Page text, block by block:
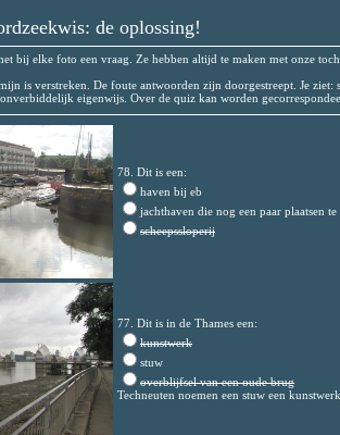
de oplossing!
bij elke foto een vraag. Ze hebben altijd te maken met onze
is verstreken. De foute antwoorden zijn doorgestreept. Je ziet:
eigenwijs. Over de quiz kan worden
78. Dit is een:
haven bij eb
jachthaven die nog een paar plaatsen
scheepssloperij
77. Dit is in de Thames een:
kunstwerk
stuw
overblijfsel van een oude brug
Techneuten noemen een stuw een